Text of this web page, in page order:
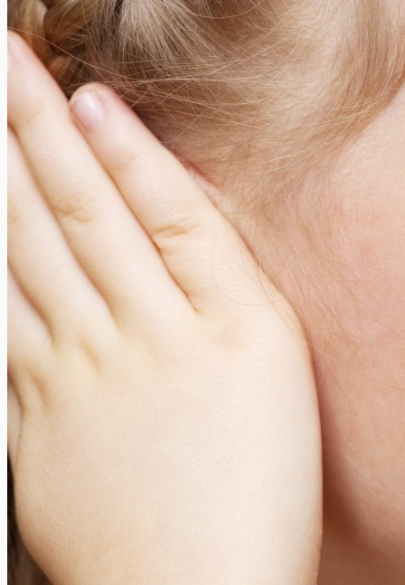
Le “bleisure travel” tente le monde des voyages d’affaires
Xavier Van Caneghem
Connaissez-vous le « bleisure travel » ? C’est une tendance en
plein essor. Si vous partez régulièrement en voyage d’affaires, il
est fort...